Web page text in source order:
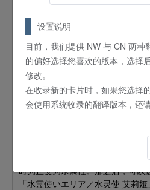
【条件】可以将自己场上的表侧表
的卡送入墓地发动。
【效果】选对手场上的1只表侧表
时为止变为炎属性。那之后，可以
「火霊使いヒータ／火灵使 希塔
水灵术师的使魔
【条件】可以将自己场上的表侧
【效果】选对手场上的1只表侧表
时为止变为水属性。那之后，可以
「水霊使いエリア／水灵使 艾莉
设置说明
目前，我们提供 NW 与 CN 两种
的偏好选择您喜欢的版本，选择
修改。
在收录新的卡片时，如果您选择
会使用系统收录的翻译版本，还请